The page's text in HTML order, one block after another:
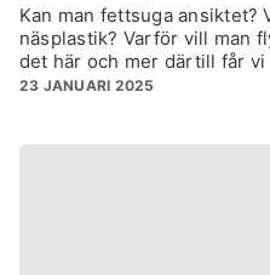
Kan man fettsuga ansiktet?
näsplastik? Varför vill man
det här och mer därtill får vi
23 JANUARI 2025